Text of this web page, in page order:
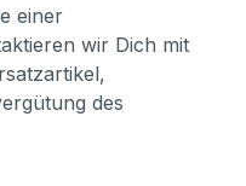
einer
wir Dich mit
des